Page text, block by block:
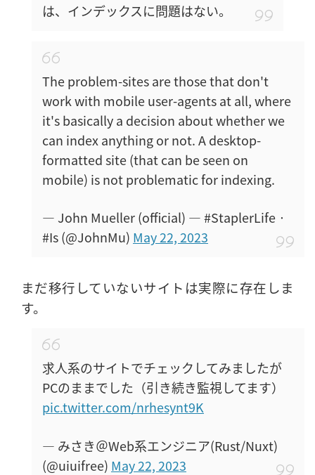
は、インデックスに問題はない。
The problem-sites are those that don't
work with mobile user-agents at all, where
it's basically a decision about whether we
can index anything or not. A desktop-
formatted site (that can be seen on
mobile) is not problematic for indexing.
— John Mueller (official) — #StaplerLife ·
#Is (@JohnMu) May 22, 2023
まだ移行していないサイトは実際に存在しま
す。
求人系のサイトでチェックしてみましたが
PCのままでした（引き続き監視してます）
pic.twitter.com/nrhesynt9K
— みさき＠Web系エンジニア(Rust/Nuxt)
(@uiuifree) May 22, 2023